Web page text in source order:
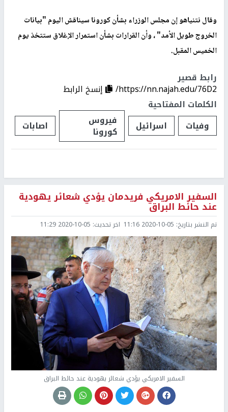
وقال نتنياهو إن مجلس الوزراء بشأن كورونا سيناقش اليوم "بيانات
الخروج طويل الأمد" ، وأن القرارات بشأن استمرار الإغلاق ستتخذ يوم
الخميس المقبل.
رابط قصير
https://nn.najah.edu/76D2/
إنسخ الرابط
الكلمات المفتاحية
وفيات
اسرائيل فيروس
كورونا اصابات
السفير الامريكي فريدمان يؤدي شعائر يهودية
عند حائط البراق
تم النشر بتاريخ: 2020-10-05 11:16 اخر تحديث: 2020-10-05 11:29
السفير الامريكي يؤدي شعائر يهودية عند حائط البراق